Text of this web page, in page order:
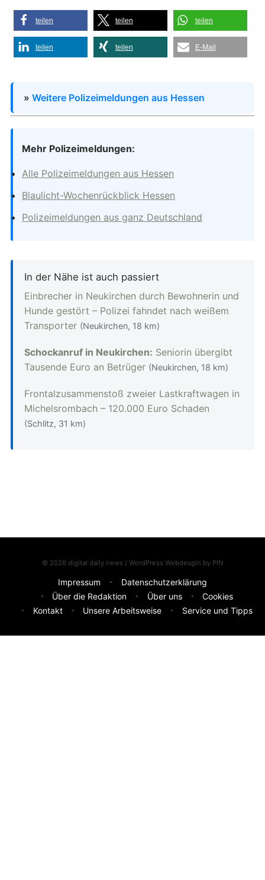
teilen teilen teilen
teilen teilen E-Mail
» Weitere Polizeimeldungen aus Hessen
Mehr Polizeimeldungen:
Alle Polizeimeldungen aus Hessen
Blaulicht-Wochenrückblick Hessen
Polizeimeldungen aus ganz Deutschland
In der Nähe ist auch passiert
Einbrecher in Neukirchen durch Bewohnerin und
Hunde gestört – Polizei fahndet nach weißem
Transporter (Neukirchen, 18 km)
Schockanruf in Neukirchen: Seniorin übergibt
Tausende Euro an Betrüger (Neukirchen, 18 km)
Frontalzusammenstoß zweier Lastkraftwagen in
Michelsrombach – 120.000 Euro Schaden
(Schlitz, 31 km)
© 2026 digital daily news / WordPress Webdesgin by PIN
Impressum
Datenschutzerklärung
Über die Redaktion
Über uns
Cookies
Kontakt
Unsere Arbeitsweise Service und Tipps